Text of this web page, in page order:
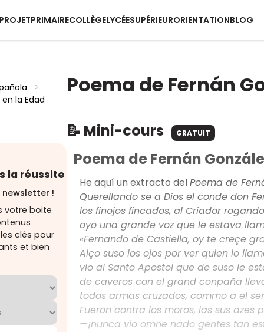
PRIMAIRECOLLÈGELYCÉESUPÉRIEURORIENTATIONBLOG
>
la Edad
la réussite
!
votre boite
clés pour
et bien
Poema de Fernán
📝 Mini-cours GRATUIT
Poema de Fernán
He aquí un extracto delPoema de
Querellando se a Dios el conde don
los finojos fincados, al Criador
oyo una grande voz que le estava
«Fernando de Castiella, oy te creçe
Alço suso los ojos por ver quien lo
vio al Santo Apostol que de suso le
de caveros con el grand conpaña
todos armas cruzados, commo a el
Fueron contra los moros, las sus azes
—¡nunca vio omne nado gentes tan